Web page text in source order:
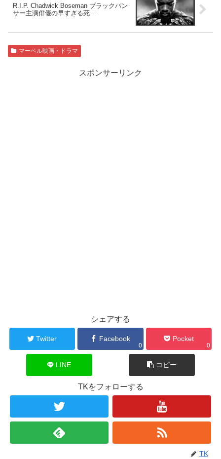
R.I.P. Chadwick Boseman ブラックパン
サー主演俳優の早すぎる死…
マーベル映画・ドラマ
スポンサーリンク
シェアする
Twitter Facebook
0
Pocket
0
LINE コピー
TKをフォローする
TK